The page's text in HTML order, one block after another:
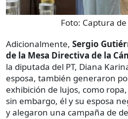
Foto: Captura
Adicionalmente, Sergio
de la Mesa Directiva de la
la diputada del PT, Diana
esposa, también generaron
exhibición de lujos, como
sin embargo, él y su esposa
y alegaron una campaña de